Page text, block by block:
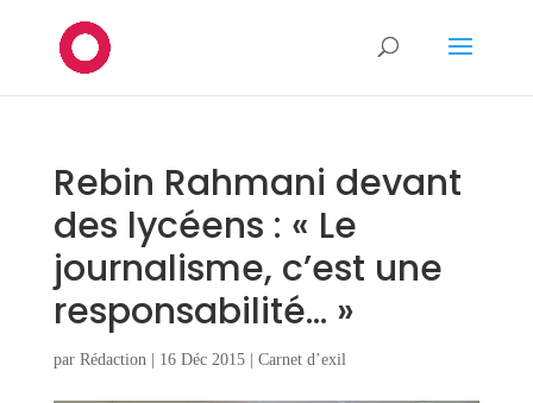
Rebin Rahmani devant
des lycéens : « Le
journalisme, c’est une
responsabilité… »
par Rédaction| 16 Déc 2015| Carnet d’exil